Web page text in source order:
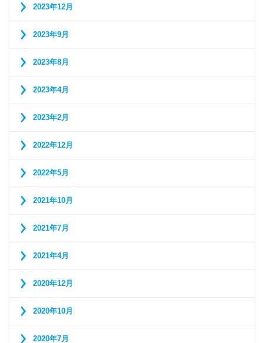
2023年12月
2023年9月
2023年8月
2023年4月
2023年2月
2022年12月
2022年5月
2021年10月
2021年7月
2021年4月
2020年12月
2020年10月
2020年7月